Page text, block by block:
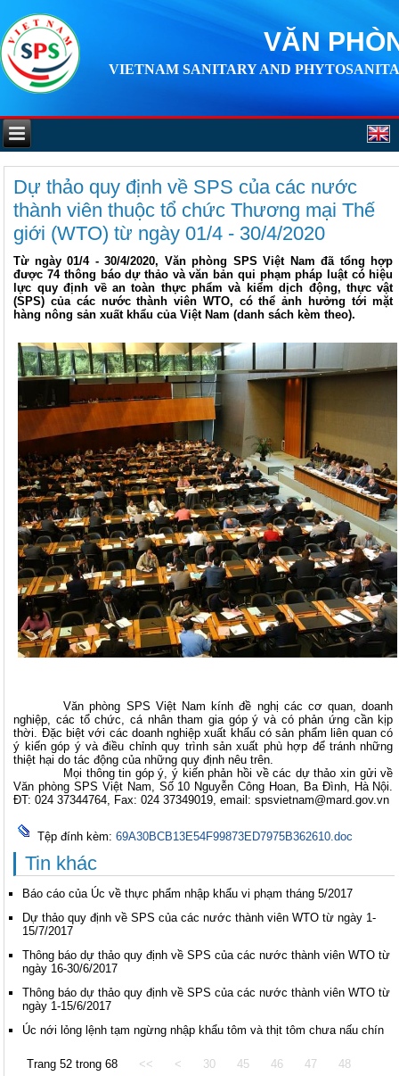
VĂN
VIETNAM SANITARY AND
Dự thảo quy định về SPS của các nước
thành viên thuộc tổ chức Thương mại Thế
giới (WTO) từ ngày 01/4 - 30/4/2020
Từ ngày 01/4 - 30/4/2020, Văn phòng SPS Việt Nam đã tổng hợp
được 74 thông báo dự thảo và văn bản qui phạm pháp luật có hiệu
lực quy định về an toàn thực phẩm và kiểm dịch động, thực vật
(SPS) của các nước thành viên WTO, có thể ảnh hưởng tới mặt
hàng nông sản xuất khẩu của Việt Nam (danh sách kèm theo).
Văn phòng SPS Việt Nam kính đề nghị các cơ quan, doanh
nghiệp, các tổ chức, cá nhân tham gia góp ý và có phản ứng cần kịp
thời. Đặc biệt với các doanh nghiệp xuất khẩu có sản phẩm liên quan có
ý kiến góp ý và điều chỉnh quy trình sản xuất phù hợp để tránh những
thiệt hại do tác động của những quy định nêu trên.
Mọi thông tin góp ý, ý kiến phản hồi về các dự thảo xin gửi về
Văn phòng SPS Việt Nam, Số 10 Nguyễn Công Hoan, Ba Đình, Hà Nội.
ĐT: 024 37344764, Fax: 024 37349019, email: spsvietnam@mard.gov.vn
Tệp đính kèm: 69A30BCB13E54F99873ED7975B362610.doc
Tin khác
Báo cáo của Úc về thực phẩm nhập khẩu vi phạm tháng 5/2017
Dự thảo quy định về SPS của các nước thành viên WTO từ ngày 1-
15/7/2017
Thông báo dự thảo quy định về SPS của các nước thành viên WTO từ
ngày 16-30/6/2017
Thông báo dự thảo quy định về SPS của các nước thành viên WTO từ
ngày 1-15/6/2017
Úc nới lỏng lệnh tạm ngừng nhập khẩu tôm và thịt tôm chưa nấu chín
Trang 52 trong 68 << < 30 45 46 47 48